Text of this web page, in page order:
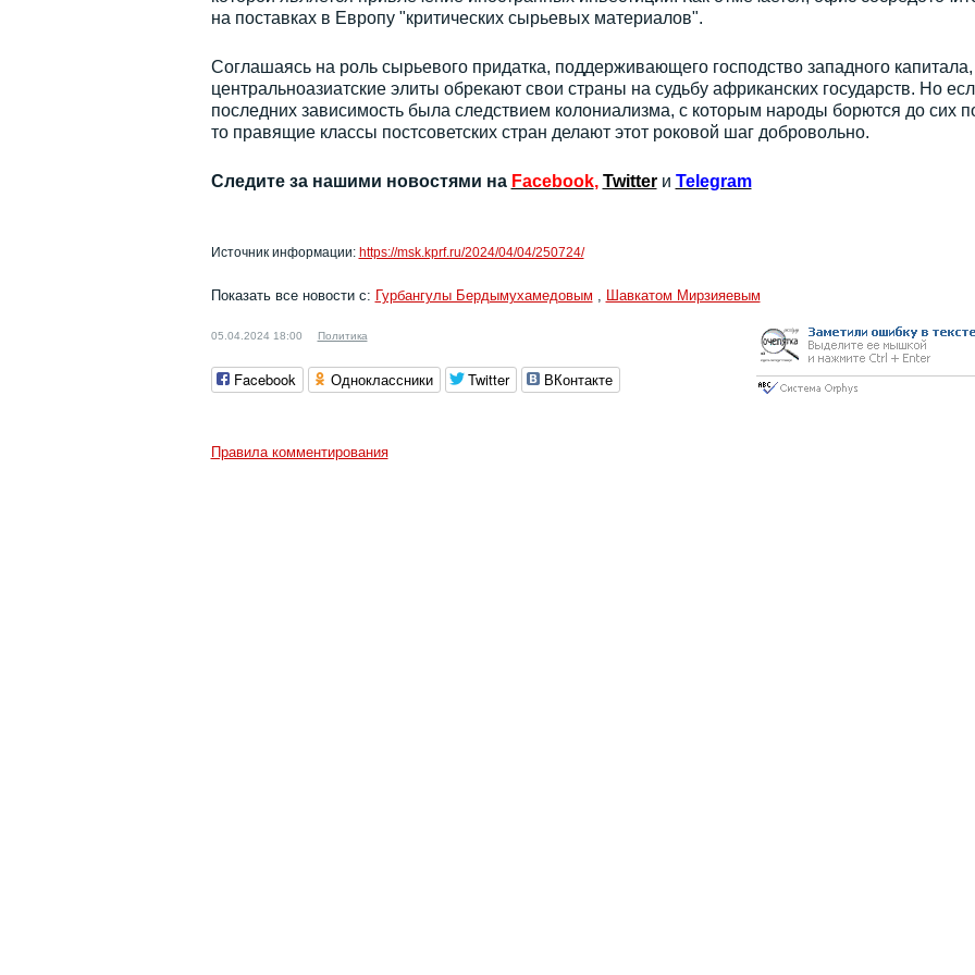
на поставках в Европу "критических сырьевых материалов".
Соглашаясь на роль сырьевого придатка, поддерживающего господство западного капитала,
центральноазиатские элиты обрекают свои страны на судьбу африканских государств. Но
последних зависимость была следствием колониализма, с которым народы борются до сих
то правящие классы постсоветских стран делают этот роковой шаг добровольно.
Следите за нашими новостями на Facebook, Twitter и Telegram
Источник информации: https://msk.kprf.ru/2024/04/04/250724/
Показать все новости с: Гурбангулы Бердымухамедовым , Шавкатом Мирзияевым
05.04.2024 18:00 Политика
Facebook Одноклассники Twitter ВКонтакте
Правила комментирования